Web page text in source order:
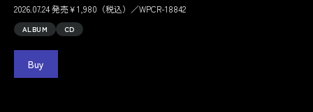
2026.07.24 発売￥1,980（税込）／WPCR-18842
ALBUM CD
Buy